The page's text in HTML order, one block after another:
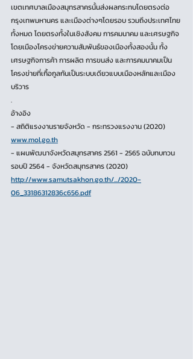
เขตเทศบาลเมืองสมุทรสาครนั้นส่งผลกระทบโดยตรงต่อ
กรุงเทพมหานคร และเมืองต่างๆโดยรอบ รวมถึงประเทศไทย
ทั้งหมด โดยตรงทั้งในเชิงสังคม การคมนาคม และเศรษฐกิจ
โดยเมืองโครงข่ายความสัมพันธ์ของเมืองทั้งสองนั้น ทั้ง
เศรษฐกิจการค้า การผลิต การขนส่ง และการคมนาคมเป็น
โครงข่ายที่เกื้อกูลกันเป็นระบบเดียวแบบเมืองหลักและเมือง
บริวาร
.
อ้างอิง
- สถิติแรงงานรายจังหวัด - กระทรวงแรงงาน (2020)
www.mol.go.th
- แผนพัฒนาจังหวัดสมุทรสาคร 2561 - 2565 ฉบับทบทวน
รอบปี 2564 - จังหวัดสมุทรสาคร (2020)
http://www.samutsakhon.go.th/.../2020-
06_33186312836c656.pdf